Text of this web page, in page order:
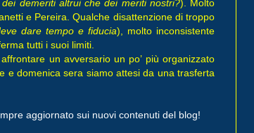
demeriti altrui che dei meriti nostri?). Molto
e Pereira. Qualche disattenzione di troppo
dare tempo e fiducia), molto inconsistente
tutti i suoi limiti.
un avversario un po’ più organizzato
e domenica sera siamo attesi da una trasferta
aggiornato sui nuovi contenuti del blog!